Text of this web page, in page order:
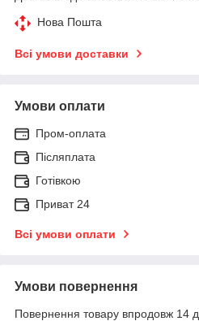
Нова Пошта
Всі умови доставки
Умови оплати
Пром-оплата
Післяплата
Готівкою
Приват 24
Всі умови оплати
Умови повернення
Повернення товару впродовж 14